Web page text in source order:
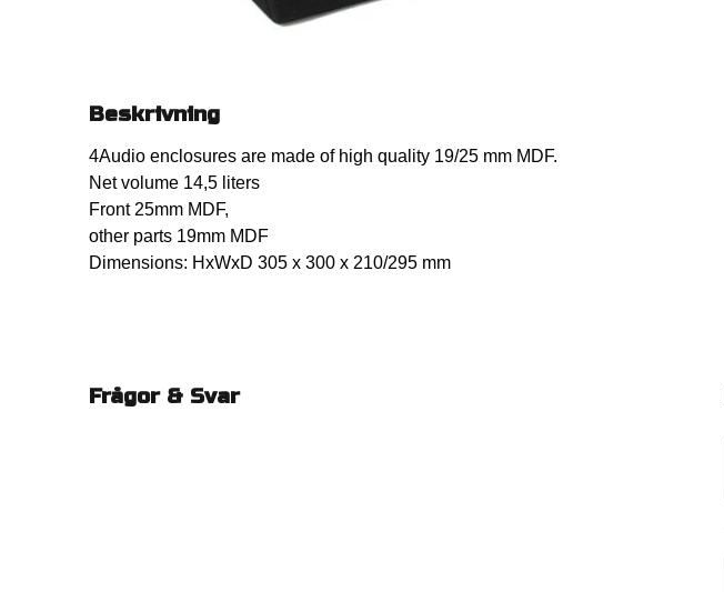
Beskrivning
4Audio enclosures are made of high quality 19/25 mm MDF.
Net volume 14,5 liters
Front 25mm MDF,
other parts 19mm MDF
Dimensions: HxWxD 305 x 300 x 210/295 mm
Frågor & Svar